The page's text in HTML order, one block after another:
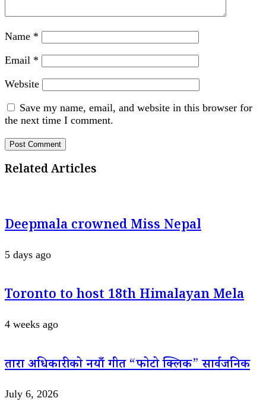
Name *
Email *
Website
Save my name, email, and website in this browser for
the next time I comment.
Related Articles
Deepmala crowned Miss Nepal
5 days ago
Toronto to host 18th Himalayan Mela
4 weeks ago
तारा अधिकारीको नयाँ गीत “फोटो क्लिक” सार्वजनिक
July 6, 2026